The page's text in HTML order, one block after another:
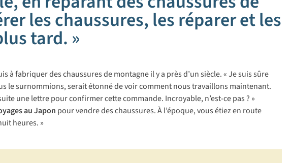
les chaussures, les réparer et les
tard. »
fabriquer des chaussures de montagne il y a près d’un siècle. « Je suis sûre
le surnommions, serait étonné de voir comment nous travaillons maintenant.
une lettre pour confirmer cette commande. Incroyable, n’est-ce pas ? »
au Japon pour vendre des chaussures. À l’époque, vous étiez en route
heures. »